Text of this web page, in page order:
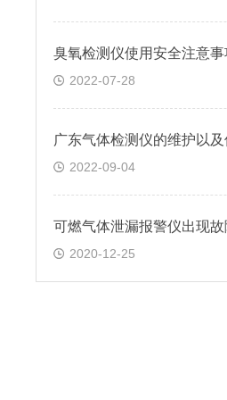
2022-07-28
广东气体检测仪的维护以
2022-09-04
2020-12-25